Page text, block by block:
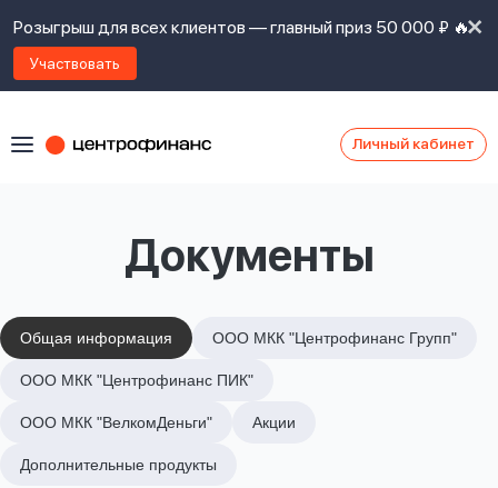
Розыгрыш для всех клиентов — главный приз 50 000 ₽ 🔥
Участвовать
Личный кабинет
Документы
Общая информация ООО МКК "Центрофинанс Групп"
ООО МКК "Центрофинанс ПИК"
ООО МКК "ВелкомДеньги" Акции
Дополнительные продукты
ознакомлен
предоставления
займов,
политикой
сайта,
согласие
обработку